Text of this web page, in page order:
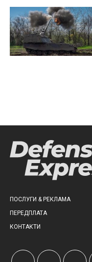
ПОСЛУГИ & РЕКЛАМА
ПЕРЕДПЛАТА
КОНТАКТИ